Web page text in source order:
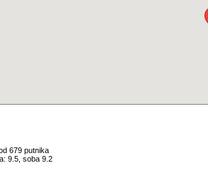
679 putnika
9.5, soba 9.2